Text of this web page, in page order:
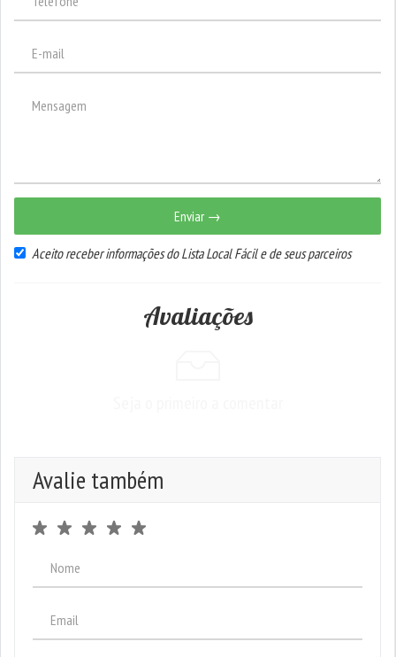
Enviar →
Aceito receber informações do Lista Local Fácil e de seus parceiros
Avaliações
Avalie também